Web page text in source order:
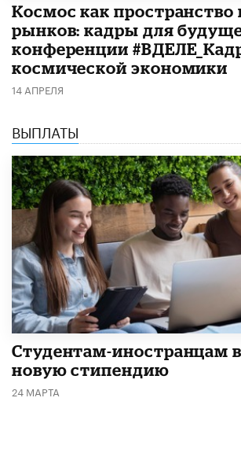
Космос как пространство
рынков: кадры для
конференции
космической экономики
14 АПРЕЛЯ
ВЫПЛАТЫ
Студентам-иностранцам
новую стипендию
24 МАРТА